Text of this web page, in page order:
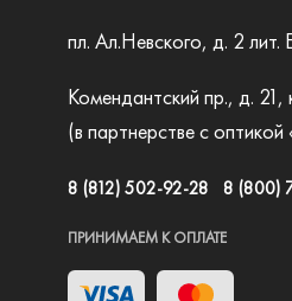
Stepper
Swarovski
Ted Baker
Tempo
Tiffany
пл. Ал.Невского, д. 2 лит.
Комендантский пр., д. 21,
(в партнерстве с оптикой
8 (812) 502-92-28 8 (800)
ПРИНИМАЕМ К ОПЛАТЕ